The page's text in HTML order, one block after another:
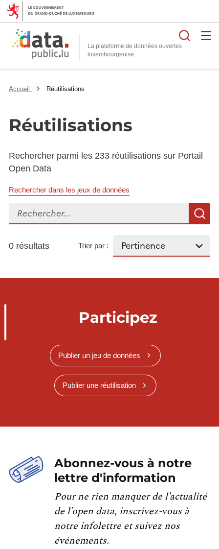
La plateforme de données ouvertes
Accueil Réutilisations
Réutilisations
Rechercher parmi les 233 réutilisations sur Portail
Open Data
Rechercher dans les jeux de données
Rechercher...
0 résultats Trier par :
Participez
Publier un jeu de données
Publier une réutilisation
Abonnez-vous à notre
lettre d'information
Pour ne rien manquer de l’actualité
de l’open data, inscrivez-vous à
notre infolettre et suivez nos
événements.